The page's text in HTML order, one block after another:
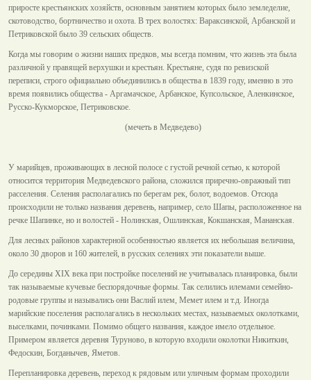
приросте крестьянских хозяйств, основным занятием которых было земледелие,
скотоводство, бортничество и охота. В трех волостях: Вараксинской, Арбанской и
Петриковской было 39 сельских обществ.
Когда мы говорим о жизни наших предков, мы всегда помним, что жизнь эта была
различной у правящей верхушки и крестьян. Крестьяне, судя по ревизской
переписи, строго официально объединились в общества в 1839 году, именно в это
время появились общества - Аргамачское, Арбанское, Купсольское, Аленкинское,
Русско-Кукморское, Петриковское.
(мечеть в Медведево)
У марийцев, проживающих в лесной полосе с густой речной сетью, к которой
относится территория Медведевского района, сложился приречно-овражный тип
расселения. Селения располагались по берегам рек, болот, водоемов. Отсюда
происходили не только названия деревень, например, село Шапы, расположенное на
речке Шапинке, но и волостей - Нолинская, Ошлинская, Кокшанская, Мананская.
Для лесных районов характерной особенностью является их небольшая величина,
около 30 дворов и 160 жителей, в русских селениях эти показатели выше.
До середины XIX века при постройке поселений не учитывалась планировка, были
так называемые кучевые беспорядочные формы. Так селились илемами семейно-
родовые группы и назывались они Васлий илем, Мемет илем и т.д. Иногда
марийские поселения располагались в нескольких местах, называемых околотками,
выселками, починками. Помимо общего названия, каждое имело отдельное.
Примером является деревня Туруново, в которую входили околотки Никиткин,
Федоскин, Богданычев, Яметов.
Перепланировка деревень, переход к рядовым или уличным формам проходили